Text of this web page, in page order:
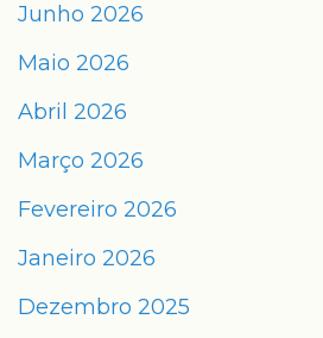
Junho 2026
Maio 2026
Abril 2026
Março 2026
Fevereiro 2026
Janeiro 2026
Dezembro 2025